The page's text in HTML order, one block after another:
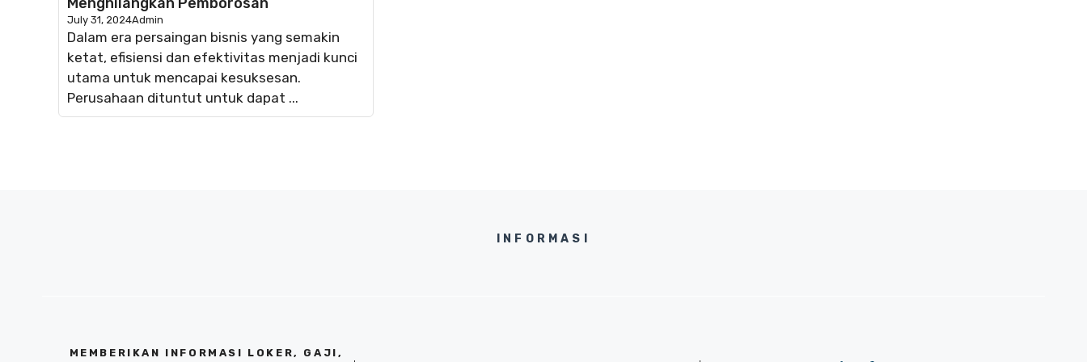
July 31, 2024Admin
Dalam era persaingan bisnis yang semakin
ketat, efisiensi dan efektivitas menjadi kunci
utama untuk mencapai kesuksesan.
Perusahaan dituntut untuk dapat ...
INFORMASI
MEMBERIKAN INFORMASI LOKER, GAJI,